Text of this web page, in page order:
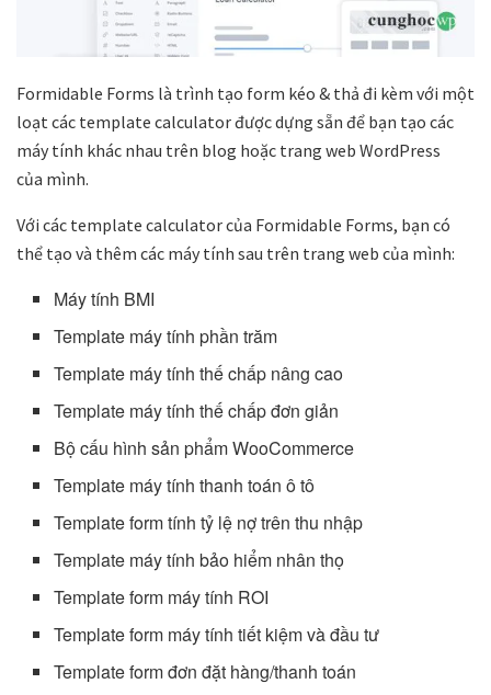
Formidable Forms là trình tạo form kéo & thả đi kèm với một
loạt các template calculator được dựng sẵn để bạn tạo các
máy tính khác nhau trên blog hoặc trang web WordPress
của mình.
Với các template calculator của Formidable Forms, bạn có
thể tạo và thêm các máy tính sau trên trang web của mình:
Máy tính BMI
Template máy tính phần trăm
Template máy tính thế chấp nâng cao
Template máy tính thế chấp đơn giản
Bộ cấu hình sản phẩm WooCommerce
Template máy tính thanh toán ô tô
Template form tính tỷ lệ nợ trên thu nhập
Template máy tính bảo hiểm nhân thọ
Template form máy tính ROI
Template form máy tính tiết kiệm và đầu tư
Template form đơn đặt hàng/thanh toán